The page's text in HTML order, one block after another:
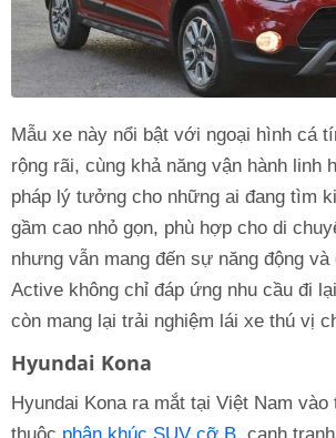
Mẫu xe này nổi bật với ngoại hình cá
rộng rãi, cùng khả năng vận hành linh
pháp lý tưởng cho những ai đang tìm
gầm cao nhỏ gọn, phù hợp cho di
nhưng vẫn mang đến sự năng động và
Active không chỉ đáp ứng nhu cầu đi
còn mang lại trải nghiệm lái xe thú vị
Hyundai Kona
Hyundai Kona ra mắt tại Việt Nam vào